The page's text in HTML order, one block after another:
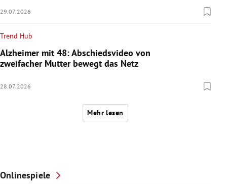
29.07.2026
Trend Hub
Alzheimer mit 48: Abschiedsvideo von
zweifacher Mutter bewegt das Netz
28.07.2026
Mehr lesen
Onlinespiele